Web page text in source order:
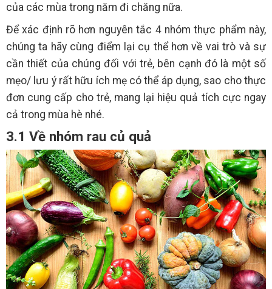
của các mùa trong năm đi chăng nữa.
Để xác định rõ hơn nguyên tắc 4 nhóm thực phẩm này,
chúng ta hãy cùng điểm lại cụ thể hơn về vai trò và sự
cần thiết của chúng đối với trẻ, bên cạnh đó là một số
mẹo/ lưu ý rất hữu ích mẹ có thể áp dụng, sao cho thực
đơn cung cấp cho trẻ, mang lại hiệu quả tích cực ngay
cả trong mùa hè nhé.
3.1 Về nhóm rau củ quả